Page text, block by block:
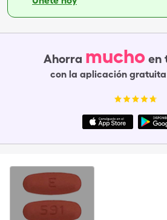
Ahorra mucho en
con la aplicación